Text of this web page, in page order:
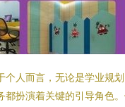
个人而言，无论是学业规
都扮演着关键的引导角色